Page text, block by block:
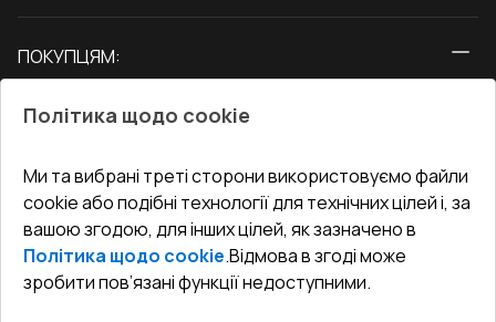
Двері
ПОКУПЦЯМ:
Блог
Адреса гіпермаркета
Як правильно заміряти вікна
СЕРВІС ТА ОБЛУГОВУВАННЯ:
Доставка і Оплата
Гарантія та Сервіс
Повернення товару
Договір публічної оферти
КОНТАКТИ
Офіс:Україна, м. Вінниця, вул. Келецька 60 кв. 61
undefined(undefined)
Політика щодо cookie
Ми та вибрані треті сторони використовуємо файли
cookie або подібні технології для технічних цілей і, за
вашою згодою, для інших цілей, як зазначено в
Політика щодо cookie.Відмова в згоді може
зробити пов’язані функції недоступними.